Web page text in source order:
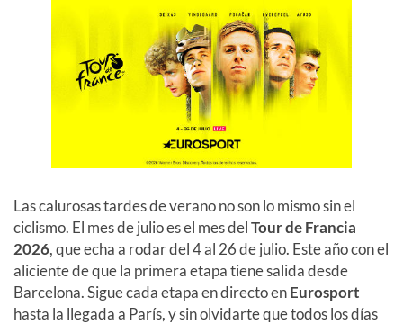
Las calurosas tardes de verano no son lo mismo sin el
ciclismo. El mes de julio es el mes delTour de Francia
2026, que echa a rodar del 4 al 26 de julio. Este año con el
aliciente de que la primera etapa tiene salida desde
Barcelona. Sigue cada etapa en directo enEurosport
hasta la llegada a París, y sin olvidarte que todos los días